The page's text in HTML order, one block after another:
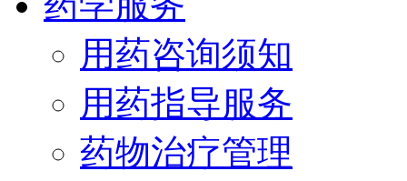
用药咨询须知
用药指导服务
药物治疗管理